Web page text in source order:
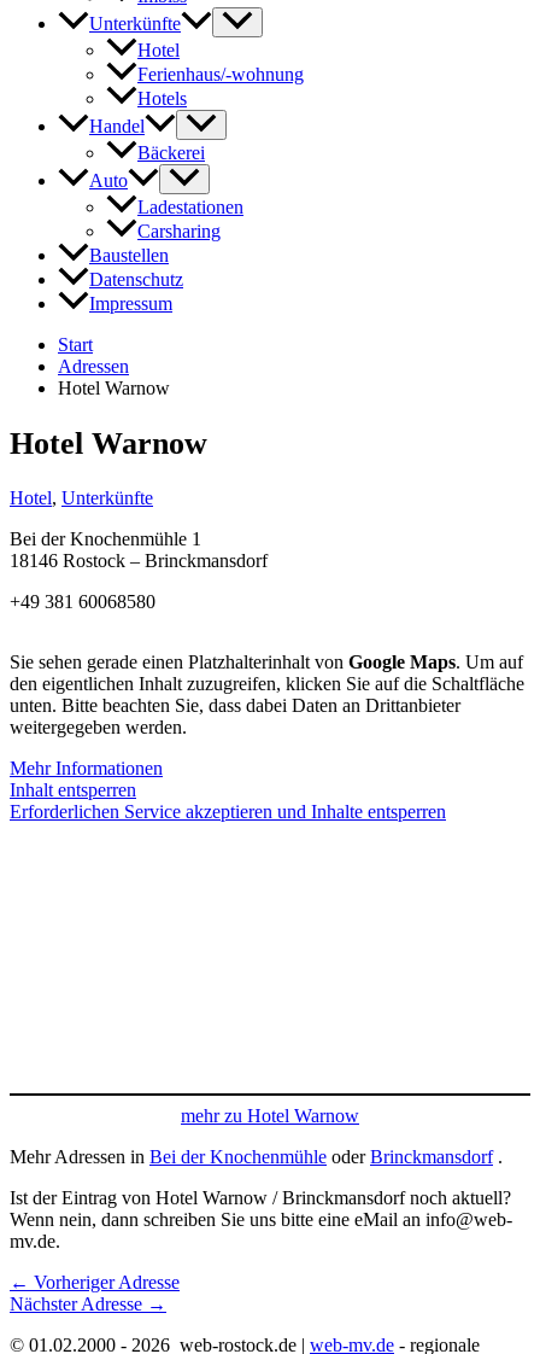
Unterkünfte
Hotel
Ferienhaus/-wohnung
Hotels
Handel
Bäckerei
Auto
Ladestationen
Carsharing
Baustellen
Datenschutz
Impressum
Start
Adressen
Hotel Warnow
Hotel Warnow
Hotel, Unterkünfte
Bei der Knochenmühle 1
18146 Rostock – Brinckmansdorf
+49 381 60068580
Sie sehen gerade einen Platzhalterinhalt von Google Maps. Um auf
den eigentlichen Inhalt zuzugreifen, klicken Sie auf die Schaltfläche
unten. Bitte beachten Sie, dass dabei Daten an Drittanbieter
weitergegeben werden.
Mehr Informationen
Inhalt entsperren
Erforderlichen Service akzeptieren und Inhalte entsperren
mehr zu Hotel Warnow
Mehr Adressen in Bei der Knochenmühle oderBrinckmansdorf.
Ist der Eintrag von Hotel Warnow / Brinckmansdorf noch aktuell?
Wenn nein, dann schreiben Sie uns bitte eine eMail an info@web-
mv.de.
← Vorheriger Adresse
Nächster Adresse →
© 01.02.2000 - 2026 web-rostock.de | web-mv.de - regionale